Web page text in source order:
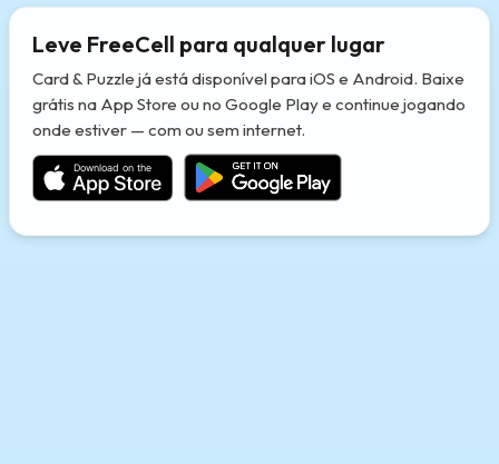
Leve FreeCell para qualquer lugar
Card & Puzzle já está disponível para iOS e Android. Baixe
grátis na App Store ou no Google Play e continue jogando
onde estiver — com ou sem internet.